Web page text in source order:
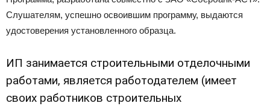
Слушателям, успешно освоившим программу, выдаются
удостоверения установленного образца.
ИП занимается строительными отделочными
работами, является работодателем (имеет
своих работников строительных